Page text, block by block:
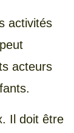
activités
acteurs
Il doit être